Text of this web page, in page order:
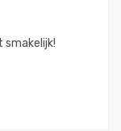
smakelijk!